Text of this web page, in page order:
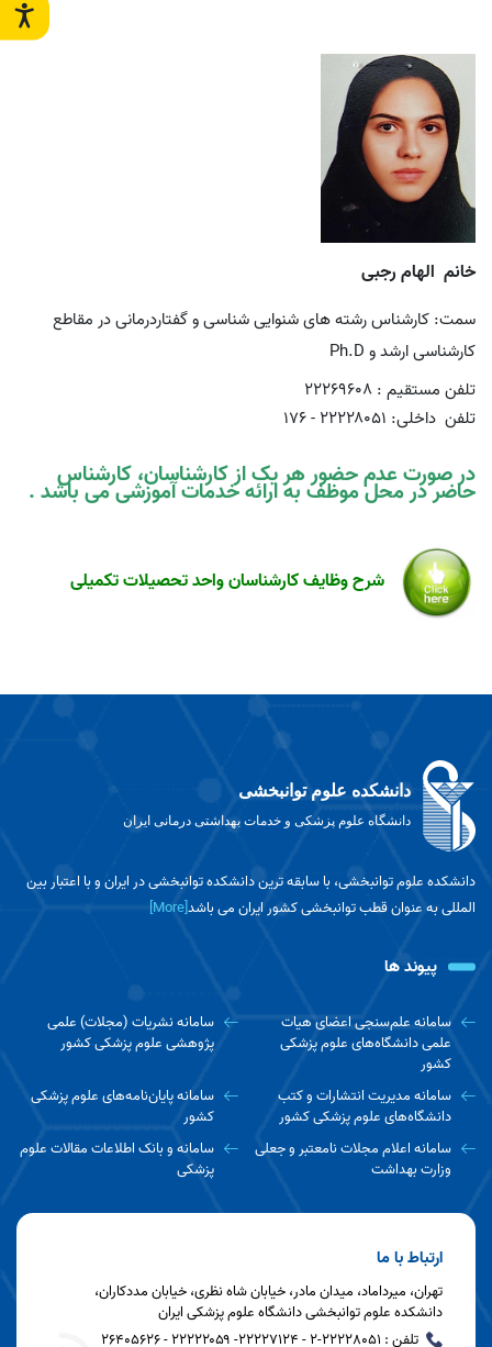
خانم الهام رجبی
سمت: کارشناس رشته های شنوایی شناسی و گفتاردرمانی در مقاطع
کارشناسی ارشد و Ph.D
تلفن مستقیم : ۲۲۲۶۹۶۰۸
تلفن داخلی: ۲۲۲۲۸۰۵۱ - ۱۷۶
در صورت عدم حضور هر یک از کارشناسان، کارشناس
حاضر در محل موظف به ارائه خدمات آموزشی می باشد .
شرح وظایف کارشناسان واحد تحصیلات تکمیلی
دانشکده علوم توانبخشی
دانشگاه علوم پزشکی و خدمات بهداشتی درمانی ایران
دانشکده علوم توانبخشی، با سابقه ترین دانشکده توانبخشی در ایران و با اعتبار بین
المللی به عنوان قطب توانبخشی کشور ایران می باشد[More]
پیوند ها
سامانه علم‌سنجی اعضای هیات
علمی دانشگاه‌های علوم پزشکی
کشور
سامانه نشریات (مجلات) علمی
پژوهشی علوم پزشکی کشور
سامانه مدیریت انتشارات و کتب
دانشگاه‌های علوم پزشکی کشور
سامانه پایان‌نامه‌های علوم پزشکی
کشور
سامانه اعلام مجلات نامعتبر و جعلی
وزارت بهداشت
سامانه و بانک اطلاعات مقالات علوم
پزشکی
ارتباط با ما
تهران، میرداماد، میدان مادر، خیابان شاه نظری، خیابان مددکاران،
دانشکده علوم توانبخشی دانشگاه علوم پزشکی ایران
تلفن : 22228051-2 - ۲۲۲۲۷۱۲۴- ۲۲۲۲۲۰۵۹ - 26405626